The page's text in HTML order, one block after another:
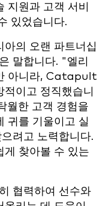
지원과 고객 서비
있었습니다.
의 오랜 파트너십
말합니다. "엘리
아니라, Catapult
이고 정직했습니
월한 고객 경험을
귀를 기울이고 실
려고 노력합니다.
게 찾아볼 수 있는
협력하여 선수와